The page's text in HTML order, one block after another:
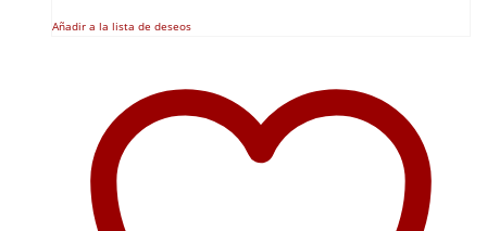
Añadir a la lista de deseos